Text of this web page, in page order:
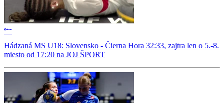
Hádzaná MS U18: Slovensko - Čierna Hora 32:33, zajtra len o 5.-8.
miesto od 17:20 na JOJ ŠPORT